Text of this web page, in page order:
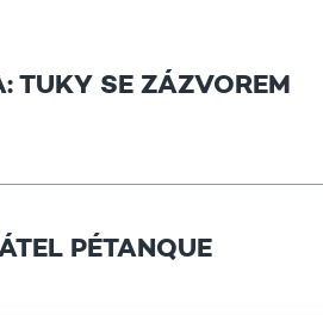
TUKY SE ZÁZVOREM
PÉTANQUE